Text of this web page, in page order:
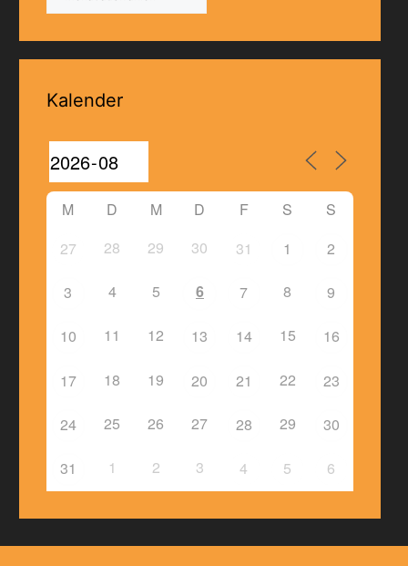
Kalender
M D M D F S
S
27
28 29 30 31 1 2
3 4 5 6 7 8 9
10 11 12 13 14 15 16
17 18 19 20 21 22 23
24 25 26 27 28 29 30
31 1 2 3 4 5 6